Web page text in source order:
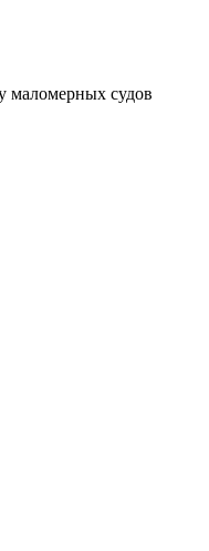
маломерных судов